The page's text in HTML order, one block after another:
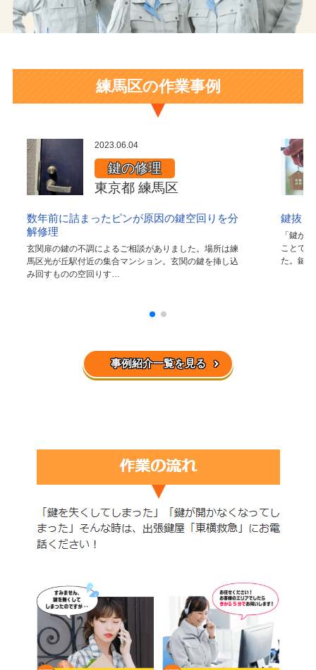
練馬区の作業事例
2023.06.04
鍵の修理
東京都 練馬区
数年前に詰まったピンが原因の鍵空回りを分
解修理
玄関扉の鍵の不調によるご相談がありました。場所は練
馬区光が丘駅付近の集合マンション。玄関の鍵を挿し込
み回すものの空回りす…
鍵抜き
「鍵が
ことで
た。鍵
事例紹介一覧を見る